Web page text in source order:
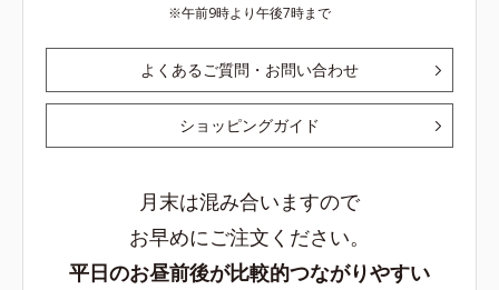
午前9時より午後7時まで
よくあるご質問・お問い合わせ
ショッピングガイド
月末は混み合いますので
お早めにご注文ください。
平日のお昼前後が比較的つながりやすい